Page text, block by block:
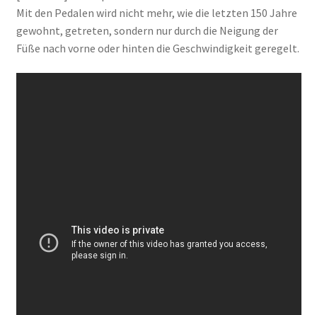
Mit den Pedalen wird nicht mehr, wie die letzten 150 Jahre
gewohnt, getreten, sondern nur durch die Neigung der
Füße nach vorne oder hinten die Geschwindigkeit geregelt.